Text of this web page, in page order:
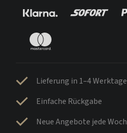
Lieferung in 1–4
Einfache Rückgabe
Neue Angebote jede